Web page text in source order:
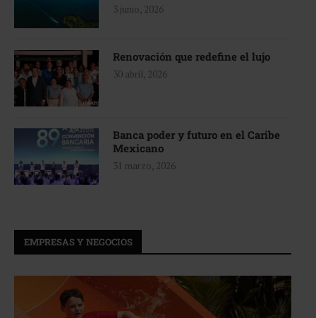
3 junio, 2026
Renovación que redefine el lujo
30 abril, 2026
Banca poder y futuro en el Caribe
Mexicano
31 marzo, 2026
EMPRESAS Y NEGOCIOS